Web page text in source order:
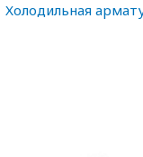
Холодильная